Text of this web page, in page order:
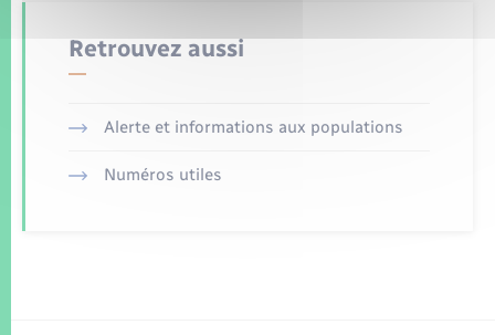
Retrouvez aussi
Alerte et informations aux populations
Numéros utiles